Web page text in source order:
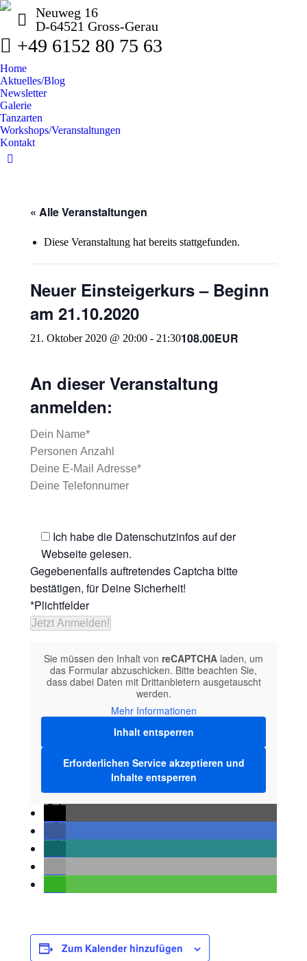
Neuweg 16
D-64521 Gross-Gerau
+49 6152 80 75 63
Home
Aktuelles/Blog
Newsletter
Galerie
Tanzarten
Workshops/Veranstaltungen
Kontakt
Facebook
window
« Alle Veranstaltungen
Diese Veranstaltung hat bereits stattgefunden.
Neuer Einsteigerkurs – Beginn
am 21.10.2020
21. Oktober 2020 @ 20:00 - 21:30108.00EUR
An dieser Veranstaltung
anmelden:
Ich habe die Datenschutzinfos auf der
Webseite gelesen.
Gegebenenfalls auftretendes Captcha bitte
bestätigen, für Deine Sicherheit!
*Plichtfelder
Sie müssen den Inhalt von reCAPTCHA laden, um
das Formular abzuschicken. Bitte beachten Sie,
dass dabei Daten mit Drittanbietern ausgetauscht
werden.
Mehr Informationen
Inhalt entsperren
Erforderlichen Service akzeptieren und
Inhalte entsperren
Zum Kalender hinzufügen